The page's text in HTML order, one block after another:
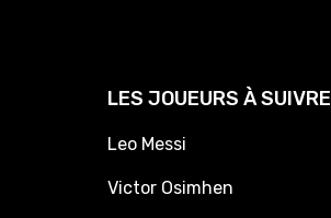
LES JOUEURS À SUIVRE
Leo Messi
Victor Osimhen